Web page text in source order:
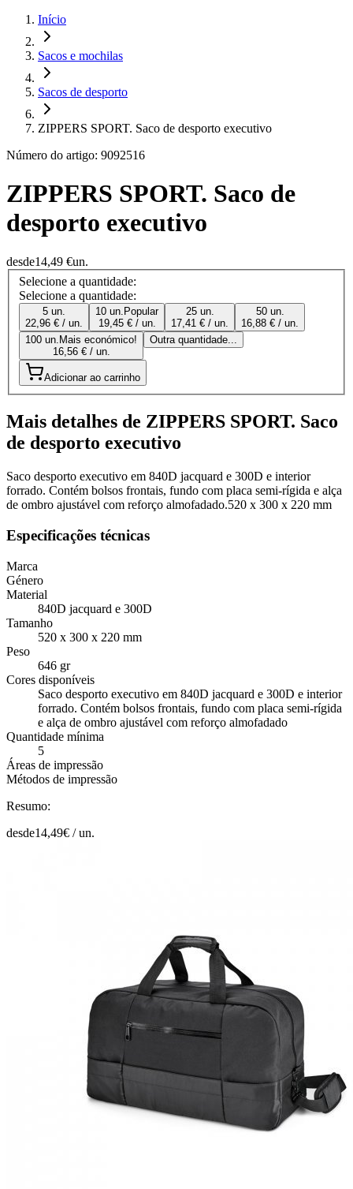
Início
Sacos e mochilas
Sacos de desporto
ZIPPERS SPORT. Saco de desporto executivo
Número do artigo: 9092516
ZIPPERS SPORT. Saco de
desporto executivo
desde14,49 €un.
Selecione a quantidade:
Selecione a quantidade:
5 un.
22,96 € / un.
10 un. Popular
19,45 € / un.
25 un.
17,41 € / un.
50 un.
16,88 € / un.
100 un. Mais económico!
16,56 € / un.
Outra quantidade...
Adicionar ao carrinho
Mais detalhes de ZIPPERS SPORT. Saco
de desporto executivo
Saco desporto executivo em 840D jacquard e 300D e interior
forrado. Contém bolsos frontais, fundo com placa semi-rígida e alça
de ombro ajustável com reforço almofadado.520 x 300 x 220 mm
Especificações técnicas
Marca
Género
Material
840D jacquard e 300D
Tamanho
520 x 300 x 220 mm
Peso
646 gr
Cores disponíveis
Saco desporto executivo em 840D jacquard e 300D e interior
forrado. Contém bolsos frontais, fundo com placa semi-rígida
e alça de ombro ajustável com reforço almofadado
Quantidade mínima
5
Áreas de impressão
Métodos de impressão
Resumo:
desde14,49€ /un.